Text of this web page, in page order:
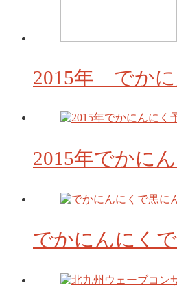
2015年 でか
2015年でかに
でかにんにく